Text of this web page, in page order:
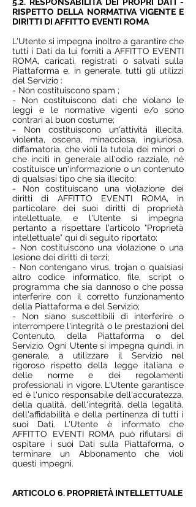
RISPETTO DELLA NORMATIVA VIGENTE E
DIRITTI DI AFFITTO EVENTI ROMA
L'Utente si impegna inoltre a garantire che
tutti i Dati da lui forniti a AFFITTO EVENTI
ROMA, caricati, registrati o salvati sulla
Piattaforma e, in generale, tutti gli utilizzi
del Servizio :
- Non costituiscono spam ;
- Non costituiscono dati che violano le
leggi e le normative vigenti e/o sono
contrari al buon costume;
- Non costituiscono un'attività illecita,
violenta, oscena, minacciosa, ingiuriosa,
diffamatoria, che violi la tutela dei minori o
che inciti in generale all'odio razziale, né
costituisce un'informazione o un contenuto
di qualsiasi tipo che sia illecito;
- Non costituiscano una violazione dei
diritti di AFFITTO EVENTI ROMA, in
particolare dei suoi diritti di proprietà
intellettuale, e l'Utente si impegna
pertanto a rispettare l'articolo "Proprietà
intellettuale" qui di seguito riportato;
- Non costituiscono una violazione o una
lesione dei diritti di terzi;
- Non contengano virus, trojan o qualsiasi
altro codice informatico, file, script o
programma che sia dannoso o che possa
interferire con il corretto funzionamento
della Piattaforma e del Servizio;
- Non siano suscettibili di interferire o
interrompere l'integrità o le prestazioni del
Contenuto, della Piattaforma o del
Servizio. Ogni Utente si impegna quindi, in
generale, a utilizzare il Servizio nel
rigoroso rispetto della legge italiana e
delle norme e dei regolamenti
professionali in vigore. L'Utente garantisce
ed è l'unico responsabile dell'accuratezza,
della qualità, dell'integrità, della legalità,
dell'affidabilità e della pertinenza di tutti i
suoi Dati. L'Utente è informato che
AFFITTO EVENTI ROMA può rifiutarsi di
ospitare i suoi Dati sulla Piattaforma, o
terminare un Abbonamento che violi
questi impegni.
ARTICOLO 6. PROPRIETÀ INTELLETTUALE